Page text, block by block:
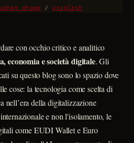
dhage / unsplash
con occhio critico e analitico
economia e società digitale. Gli
su questo blog sono lo spazio dove
cose: la tecnologia come scelta di
nell’era della digitalizzazione
e non l'isolamento, le
come EUDI Wallet e Euro